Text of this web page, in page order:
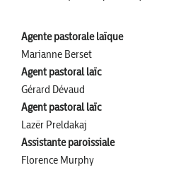
Agente pastorale laïque
Marianne Berset
Agent pastoral laïc
Gérard Dévaud
Agent pastoral laïc
Lazër Preldakaj
Assistante paroissiale
Florence Murphy